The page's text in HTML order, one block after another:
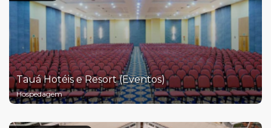
Tauá Hotéis e Resort (Eventos)
Hospedagem